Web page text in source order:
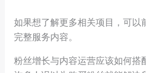
如果想了解更多相关项目，可以
完整服务内容。
粉丝增长与内容运营应该如何搭